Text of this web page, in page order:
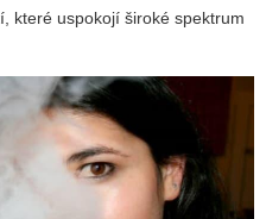
které uspokojí široké spektrum